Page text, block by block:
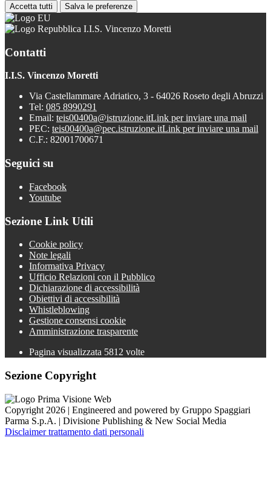
Accetta tutti Salva le preferenze
I.I.S. Vincenzo Moretti
Contatti
I.I.S. Vincenzo Moretti
Via Castellammare Adriatico, 3 - 64026 Roseto degli Abruzzi
Tel: 085 8990291
Email: teis00400a@istruzione.itLink per inviare una mail
PEC: teis00400a@pec.istruzione.itLink per inviare una mail
C.F.: 82001700671
Seguici su
Facebook
Youtube
Sezione Link Utili
Cookie policy
Note legali
Informativa Privacy
Ufficio Relazioni con il Pubblico
Dichiarazione di accessibilità
Obiettivi di accessibilità
Whistleblowing
Gestione consensi cookie
Amministrazione trasparente
Pagina visualizzata 5812 volte
Sezione Copyright
Copyright 2026 | Engineered and powered by Gruppo Spaggiari
Parma S.p.A. | Divisione Publishing & New Social Media
Disclaimer trattamento dati personali